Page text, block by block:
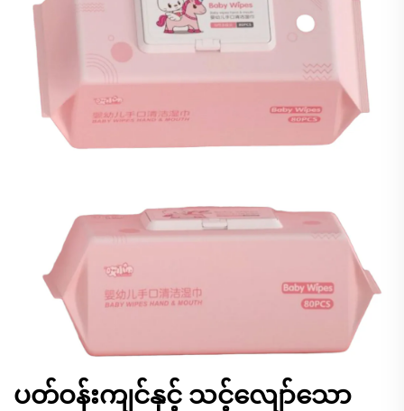
ပတ်ဝန်းကျင်နှင့် သင့်လျော်သော